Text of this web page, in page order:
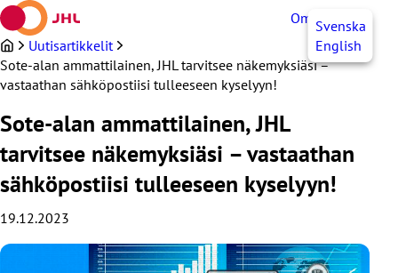
Siirry
sisältöön
OmaJHLSvenska
English
Uutisartikkelit
Sote-alan ammattilainen, JHL tarvitsee näkemyksiäsi –
vastaathan sähköpostiisi tulleeseen kyselyyn!
Sote-alan ammattilainen, JHL
tarvitsee näkemyksiäsi – vastaathan
sähköpostiisi tulleeseen kyselyyn!
19.12.2023